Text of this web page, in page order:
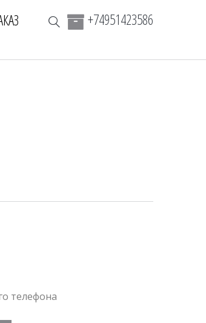
+74951423586
телефона